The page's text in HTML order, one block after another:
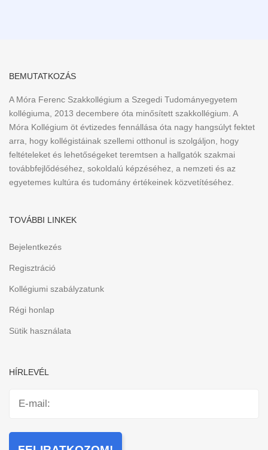
BEMUTATKOZÁS
A Móra Ferenc Szakkollégium a Szegedi Tudományegyetem
kollégiuma, 2013 decembere óta minősített szakkollégium. A
Móra Kollégium öt évtizedes fennállása óta nagy hangsúlyt fektet
arra, hogy kollégistáinak szellemi otthonul is szolgáljon, hogy
feltételeket és lehetőségeket teremtsen a hallgatók szakmai
továbbfejlődéséhez, sokoldalú képzéséhez, a nemzeti és az
egyetemes kultúra és tudomány értékeinek közvetítéséhez.
TOVÁBBI LINKEK
Bejelentkezés
Regisztráció
Kollégiumi szabályzatunk
Régi honlap
Sütik használata
HÍRLEVÉL